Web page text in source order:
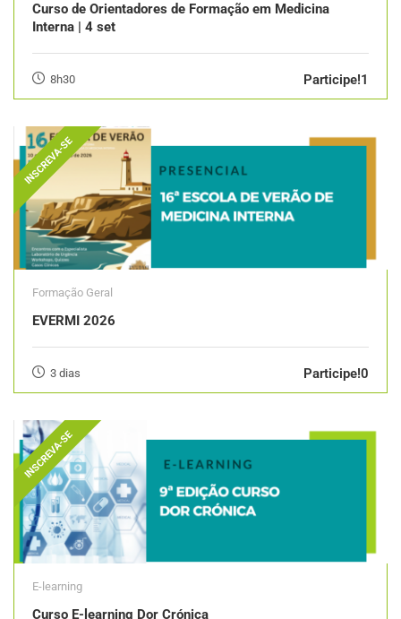
Curso de Orientadores de Formação em Medicina
Interna | 4 set
8h30 Participe!1
INSCREVA-SE
Formação Geral
EVERMI 2026
3 dias Participe!0
INSCREVA-SE
E-learning
Curso E-learning Dor Crónica